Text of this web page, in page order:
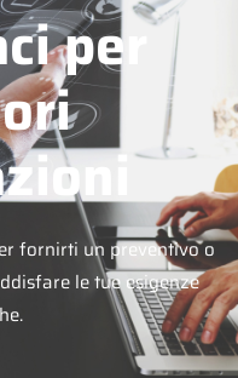
per
fornirti un preventivo o
le tue esigenze